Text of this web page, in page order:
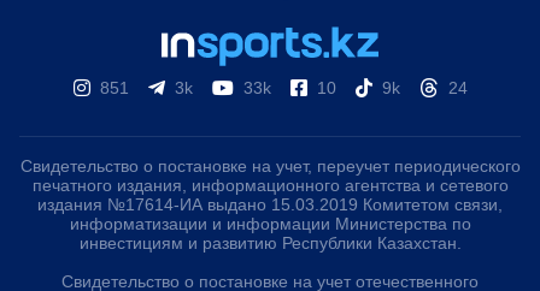
851 3k 33k 10 9k 24
Свидетельство о постановке на учет, переучет периодического
печатного издания, информационного агентства и сетевого
издания №17614-ИА выдано 15.03.2019 Комитетом связи,
информатизации и информации Министерства по
инвестициям и развитию Республики Казахстан.
Свидетельство о постановке на учет отечественного